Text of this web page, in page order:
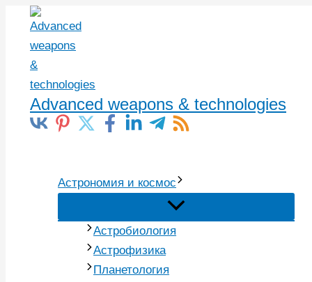
Перейти
содержимому
Advanced weapons & technologies
Астрономия и космос
Астробиология
Астрофизика
Планетология